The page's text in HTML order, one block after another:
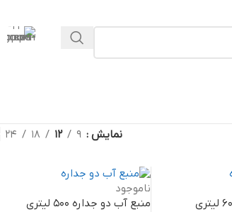
نمایش 9
12
18
24
ناموجود
منبع آب دو جداره 500 لیتری